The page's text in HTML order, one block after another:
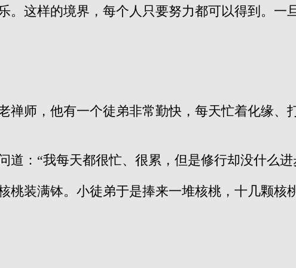
。这样的境界，每个人只要努力都可以得到。一
禅师，他有一个徒弟非常勤快，每天忙着化缘、
道：“我每天都很忙、很累，但是修行却没什么
桃装满钵。小徒弟于是捧来一堆核桃，十几颗核